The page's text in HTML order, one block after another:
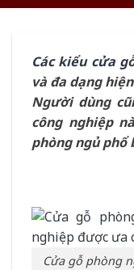
Các kiểu cửa
và đa dạng
Người dùng
công nghiệp
phòng ngủ phổ
Cửa gỗ phòng